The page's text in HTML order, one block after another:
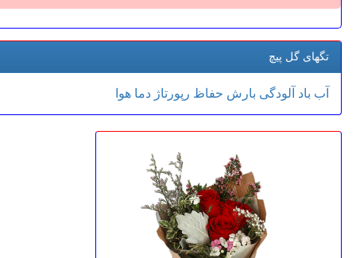
تگهای گل پیچ
آب باد آلودگی بارش حفاظ رپورتاژ دما هوا